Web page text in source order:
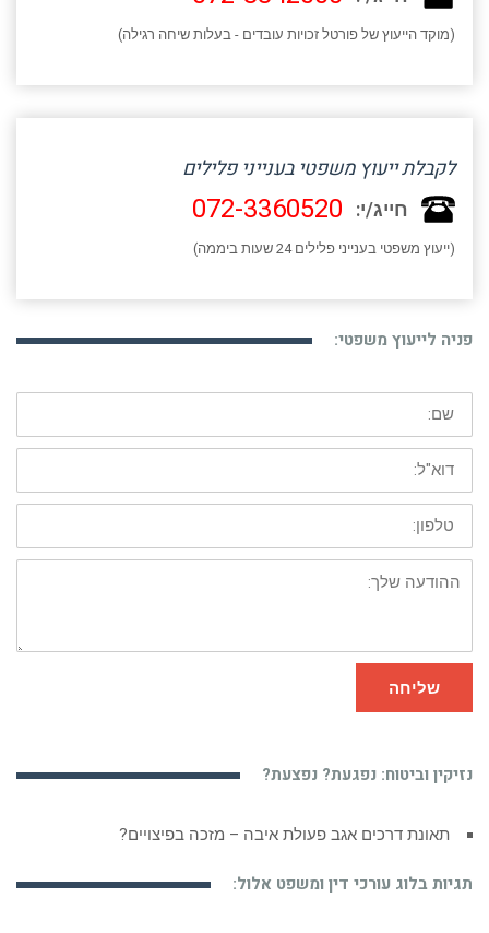
(מוקד הייעוץ של פורטל זכויות עובדים - בעלות שיחה רגילה)
לקבלת ייעוץ משפטי בענייני פלילים
חייג/י: 072-3360520
(ייעוץ משפטי בענייני פלילים 24 שעות ביממה)
פניה לייעוץ משפטי:
שם:
דוא"ל:
טלפון:
ההודעה
שלך:
שליחה
נזיקין וביטוח: נפגעת? נפצעת?
רשלנות רפואית ורופאים – על קשר השתיקה בתחום הרפואה
תגיות בלוג עורכי דין ומשפט אלול: